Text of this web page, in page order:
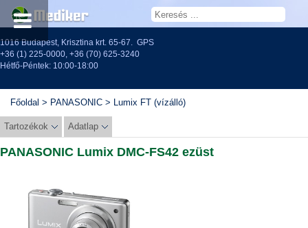
1016 Budapest, Krisztina krt. 65-67. GPS
+36 (1) 225-0000, +36 (70) 625-3240
Hétfő-Péntek: 10:00-18:00
Főoldal > PANASONIC > Lumix FT (vízálló)
Tartozékok Adatlap
PANASONIC Lumix DMC-FS42 ezüst